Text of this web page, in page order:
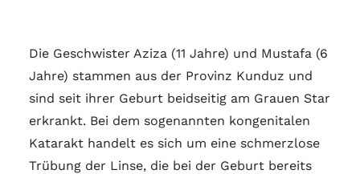
Die Geschwister Aziza (11 Jahre) und Mustafa (6
Jahre) stammen aus der Provinz Kunduz und
sind seit ihrer Geburt beidseitig am Grauen Star
erkrankt. Bei dem sogenannten kongenitalen
Katarakt handelt es sich um eine schmerzlose
Trübung der Linse, die bei der Geburt bereits